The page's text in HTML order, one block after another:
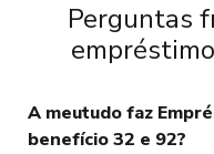
Perguntas
A meutudo faz
benefício 32 e 92?